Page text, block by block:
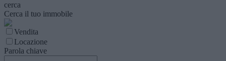
cerca
Cerca il tuo immobile
Vendita
Locazione
Parola chiave